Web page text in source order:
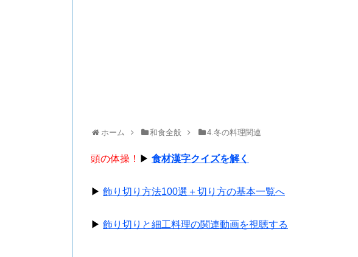
ホーム 和食全般 4.冬の料理関連
頭の体操！ ▶ 食材漢字クイズを解く
▶ 飾り切り方法100選＋切り方の基本一覧へ
▶ 飾り切りと細工料理の関連動画を視聴する